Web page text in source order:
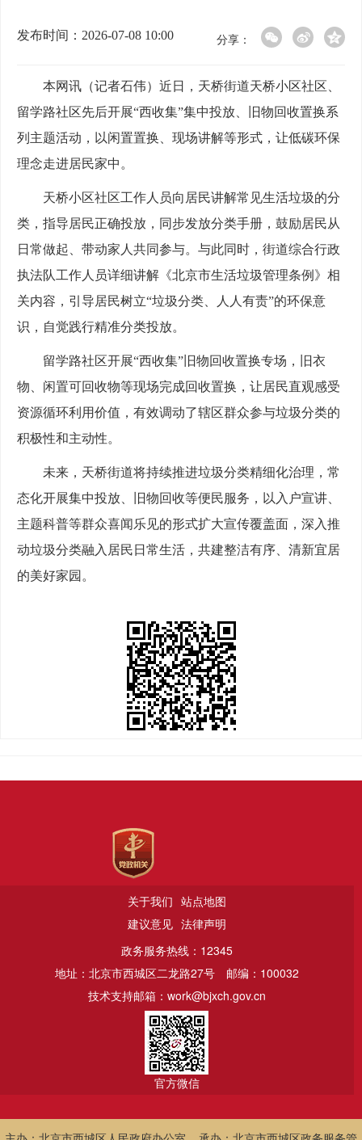
发布时间：2026-07-08 10:00 分享：
本网讯（记者石伟）近日，天桥街道天桥小区社区、
留学路社区先后开展“西收集”集中投放、旧物回收置换系
列主题活动，以闲置置换、现场讲解等形式，让低碳环保
理念走进居民家中。
天桥小区社区工作人员向居民讲解常见生活垃圾的分
类，指导居民正确投放，同步发放分类手册，鼓励居民从
日常做起、带动家人共同参与。与此同时，街道综合行政
执法队工作人员详细讲解《北京市生活垃圾管理条例》相
关内容，引导居民树立“垃圾分类、人人有责”的环保意
识，自觉践行精准分类投放。
留学路社区开展“西收集”旧物回收置换专场，旧衣
物、闲置可回收物等现场完成回收置换，让居民直观感受
资源循环利用价值，有效调动了辖区群众参与垃圾分类的
积极性和主动性。
未来，天桥街道将持续推进垃圾分类精细化治理，常
态化开展集中投放、旧物回收等便民服务，以入户宣讲、
主题科普等群众喜闻乐见的形式扩大宣传覆盖面，深入推
动垃圾分类融入居民日常生活，共建整洁有序、清新宜居
的美好家园。
关于我们 站点地图
建议意见 法律声明
政务服务热线：12345
地址：北京市西城区二龙路27号
邮编：100032
技术支持邮箱：work@bjxch.gov.cn
官方微信